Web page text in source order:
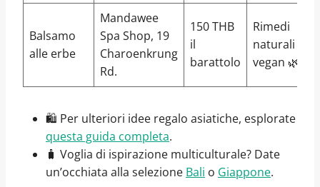
Balsamo
alle erbe
Mandawee
Spa Shop, 19
Charoenkrung
Rd.
150 THB
il
barattolo
Rimedi
naturali &
vegan 🌿
🛍️ Per ulteriori idee regalo asiatiche, esplorate
questa guida completa.
🧳 Voglia di ispirazione multiculturale? Date
un’occhiata alla selezione Bali o Giappone.